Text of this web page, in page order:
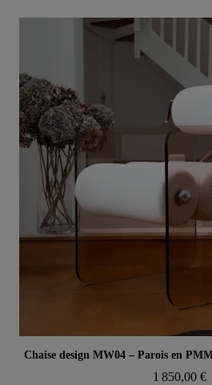
Aperçu rapide
1 850,00 €